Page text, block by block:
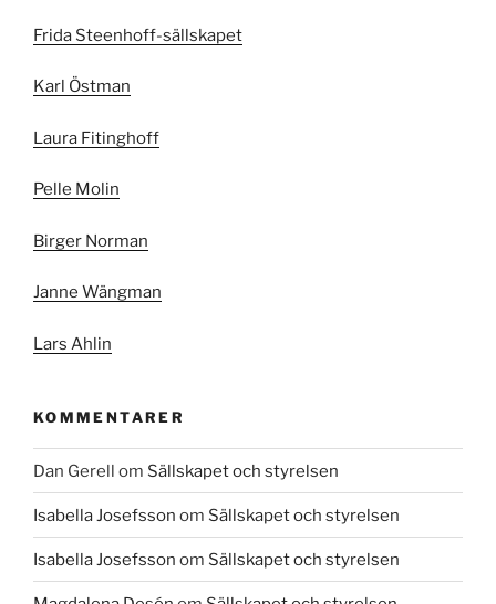
Frida Steenhoff-sällskapet
Karl Östman
Laura Fitinghoff
Pelle Molin
Birger Norman
Janne Wängman
Lars Ahlin
KOMMENTARER
Dan Gerell om Sällskapet och styrelsen
Isabella Josefsson om Sällskapet och styrelsen
Isabella Josefsson om Sällskapet och styrelsen